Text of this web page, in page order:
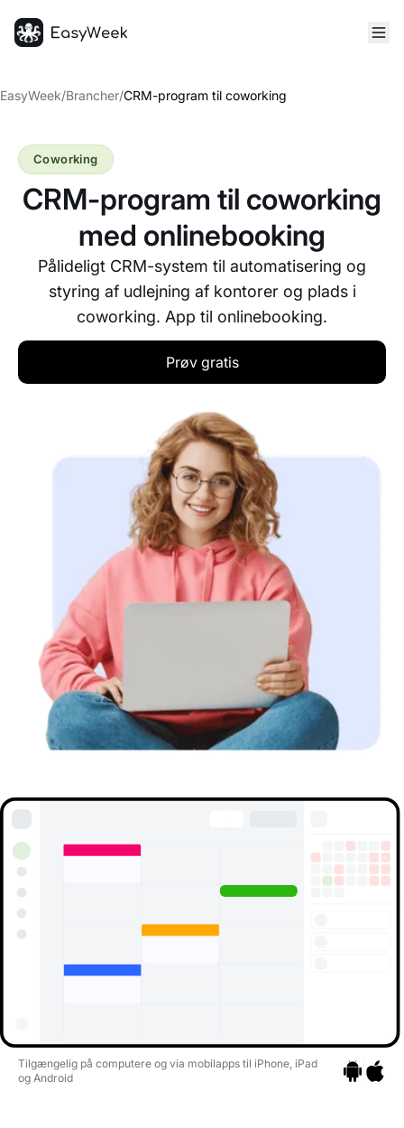
EasyWeek/Brancher/CRM-program til coworking
CRM-program til coworking
med onlinebooking
Pålideligt CRM-system til automatisering og
styring af udlejning af kontorer og plads i
coworking. App til onlinebooking.
Coworking
Prøv gratis
Tilgængelig på computere og via mobilapps til iPhone, iPad
og Android